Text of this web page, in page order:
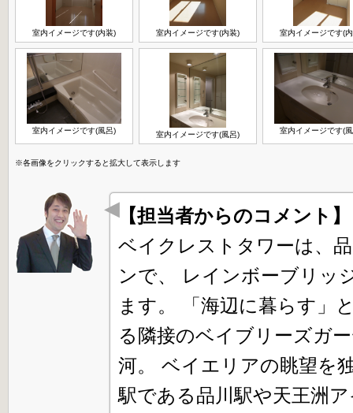
室内イメージです(内装) 室内イメージです(内装) 室内イメージです(
室内イメージです(風呂) 室内イメージです(風呂) 室内イメージです(
※各画像をクリックすると拡大して表示します
【担当者からのコメント
ベイクレストタワーは、
ンで、 レインボーブリッ
ます。 「海辺に暮らす」
る隣接のベイブリーズガ
河。 ベイエリアの眺望を
駅である品川駅や天王洲